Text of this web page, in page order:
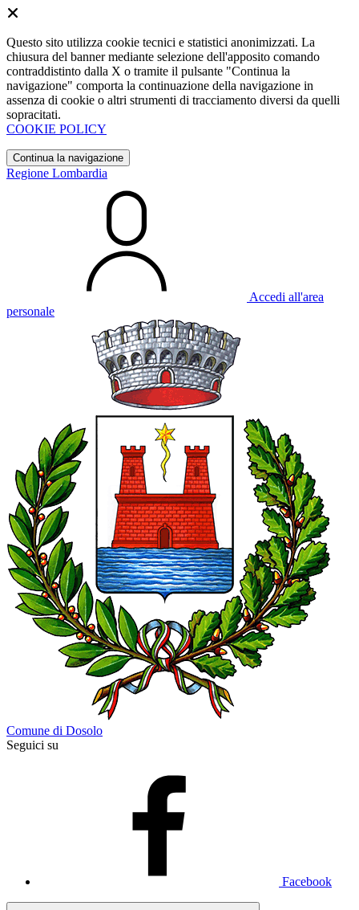
Questo sito utilizza cookie tecnici e statistici anonimizzati. La
chiusura del banner mediante selezione dell'apposito comando
contraddistinto dalla X o tramite il pulsante "Continua la
navigazione" comporta la continuazione della navigazione in
assenza di cookie o altri strumenti di tracciamento diversi da quelli
sopracitati.
COOKIE POLICY
Continua la navigazione
Regione Lombardia
Accedi all'area
personale
Comune di Dosolo
Seguici su
Facebook